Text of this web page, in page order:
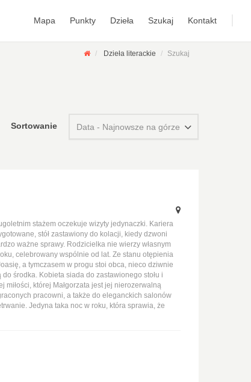
Mapa Punkty Dzieła Szukaj Kontakt
Dzieła literackie Szukaj
Sortowanie Data - Najnowsze na górze
stażem oczekuje wizyty jedynaczki. Kariera
stół zastawiony do kolacji, kiedy dzwoni
ważne sprawy. Rodzicielka nie wierzy własnym
celebrowany wspólnie od lat. Ze stanu otępienia
a tymczasem w progu stoi obca, nieco dziwnie
środka. Kobieta siada do zastawionego stołu i
której Małgorzata jest jej nierozerwalną
pracowni, a także do eleganckich salonów
Jedyna taka noc w roku, która sprawia, że